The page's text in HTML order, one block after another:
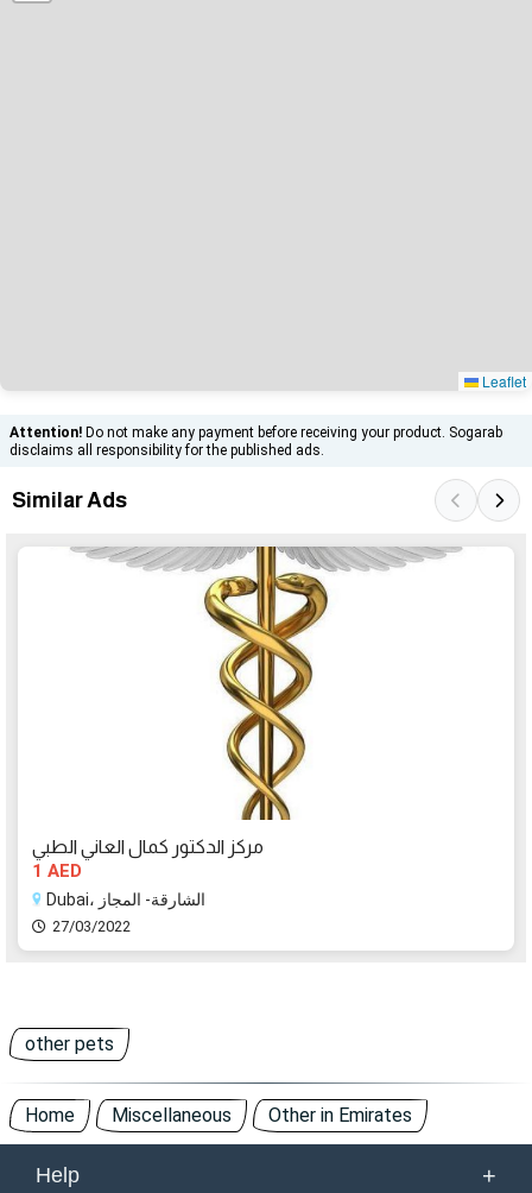
Leaflet
Attention! Do not make any payment before receiving your product. Sogarab
disclaims all responsibility for the published ads.
Similar Ads
مركز الدكتور كمال العاني الطبي
1 AED
Dubai، الشارقة- المجاز
27/03/2022
other pets
Home Miscellaneous Other in Emirates
Help +